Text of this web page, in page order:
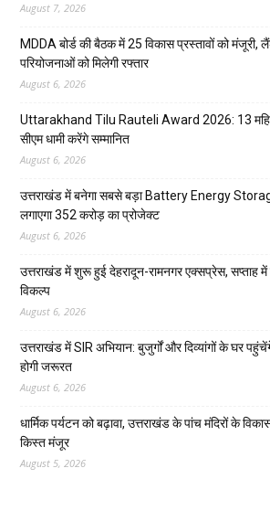
August 7, 2026
MDDA बोर्ड की बैठक में 25 विकास प्रस्तावों को मंजूरी,
परियोजनाओं को मिलेगी रफ्तार
August 6, 2026
Uttarakhand Tilu Rauteli Award 2026: 13
सीएम धामी करेंगे सम्मानित
August 6, 2026
उत्तराखंड में बनेगा सबसे बड़ा Battery Energy
लगाएगा 352 करोड़ का प्रोजेक्ट
August 6, 2026
उत्तराखंड में शुरू हुई देहरादून-रामनगर एक्सप्रेस, सप्ताह में
विकल्प
August 6, 2026
उत्तराखंड में SIR अभियान: बुजुर्गों और दिव्यांगों के घर
होगी जरूरत
August 6, 2026
धार्मिक पर्यटन को बढ़ावा, उत्तराखंड के पांच मंदिरों के
किस्त मंजूर
August 5, 2026